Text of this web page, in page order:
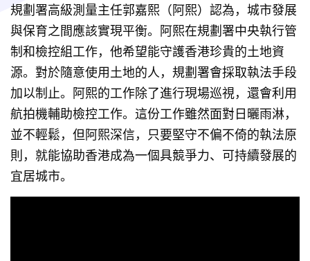
規劃署高級測量主任郭嘉熙（阿熙）認為，城市發展
與保育之間應該實現平衡。阿熙在規劃署中央執行管
制和檢控組工作，他希望能守護香港珍貴的土地資
源。對於隨意使用土地的人，規劃署會採取執法手段
加以制止。阿熙的工作除了進行現場巡視，還會利用
航拍機輔助檢控工作。這份工作雖然面對日曬雨淋，
並不輕鬆，但阿熙深信，只要堅守不偏不倚的執法原
則，就能協助香港成為一個具競爭力、可持續發展的
宜居城市。